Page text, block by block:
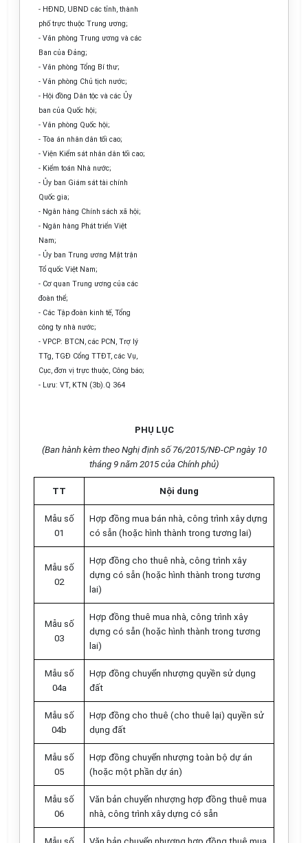
- HĐND, UBND các tỉnh, thành
phố trực thuộc Trung ương;
- Văn phòng Trung ương và các
Ban của Đảng;
- Văn phòng Tổng Bí thư;
- Văn phòng Chủ tịch nước;
- Hội đồng Dân tộc và các Ủy
ban của Quốc hội;
- Văn phòng Quốc hội;
- Tòa án nhân dân tối cao;
- Viện Kiểm sát nhân dân tối cao;
- Kiểm toán Nhà nước;
- Ủy ban Giám sát tài chính
Quốc gia;
- Ngân hàng Chính sách xã hội;
- Ngân hàng Phát triển Việt
Nam;
- Ủy ban Trung ương Mặt trận
Tổ quốc Việt Nam;
- Cơ quan Trung ương của các
đoàn thể;
- Các Tập đoàn kinh tế, Tổng
công ty nhà nước;
- VPCP: BTCN, các PCN, Trợ lý
TTg, TGĐ Cổng TTĐT, các Vụ,
Cục, đơn vị trực thuộc, Công báo;
- Lưu: VT, KTN (3b).Q 364
PHỤ LỤC
(Ban hành kèm theo Nghị định số 76/2015/NĐ-CP ngày 10
tháng 9 năm 2015 của Chính phủ)
TT Nội dung
Mẫu số
01
Hợp đồng mua bán nhà, công trình xây dựng
có sẵn (hoặc hình thành trong tương lai)
Mẫu số
02
Hợp đồng cho thuê nhà, công trình xây
dựng có sẵn (hoặc hình thành trong tương
lai)
Mẫu số
03
Hợp đồng thuê mua nhà, công trình xây
dựng có sẵn (hoặc hình thành trong tương
lai)
Mẫu số
04a
Hợp đồng chuyển nhượng quyền sử dụng
đất
Mẫu số
04b
Hợp đồng cho thuê (cho thuê lại) quyền sử
dụng đất
Mẫu số
05
Hợp đồng chuyển nhượng toàn bộ dự án
(hoặc một phần dự án)
Mẫu số
06
Văn bản chuyển nhượng hợp đồng thuê mua
nhà, công trình xây dựng có sẵn